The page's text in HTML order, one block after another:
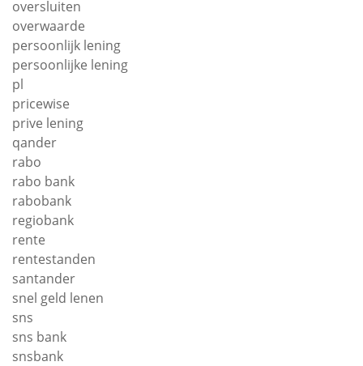
oversluiten
overwaarde
persoonlijk lening
persoonlijke lening
pl
pricewise
prive lening
qander
rabo
rabo bank
rabobank
regiobank
rente
rentestanden
santander
snel geld lenen
sns
sns bank
snsbank